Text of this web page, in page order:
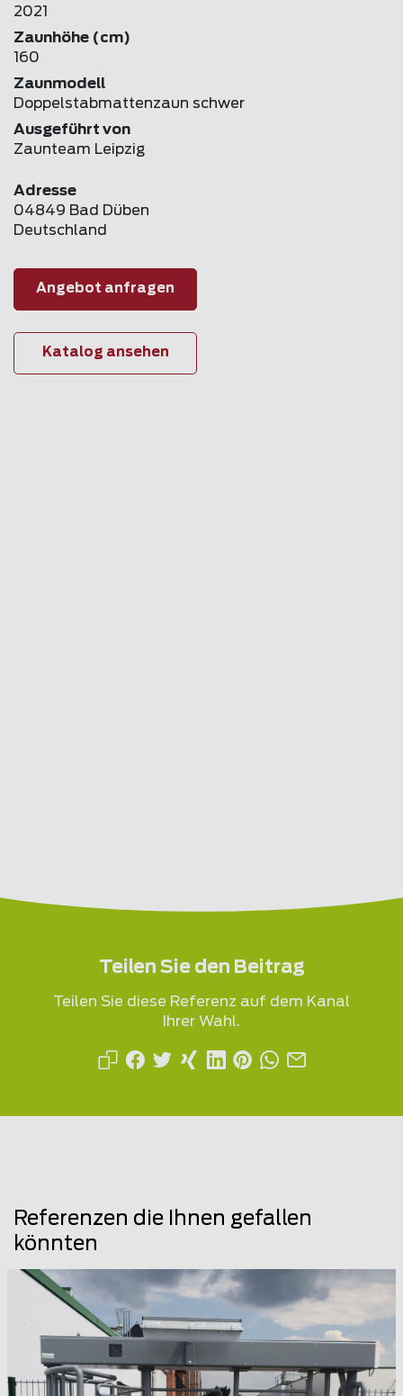
2021
Zaunhöhe (cm)
160
Zaunmodell
Doppelstabmattenzaun schwer
Ausgeführt von
Zaunteam Leipzig
Adresse
04849 Bad Düben
Deutschland
Angebot anfragen
Katalog ansehen
Teilen Sie den Beitrag
Teilen Sie diese Referenz auf dem Kanal
Ihrer Wahl.
Referenzen die Ihnen gefallen
könnten